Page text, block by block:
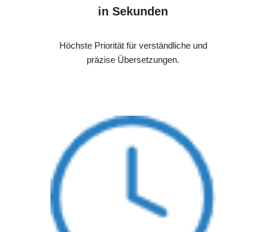
in Sekunden
Höchste Priorität für verständliche und
präzise Übersetzungen.